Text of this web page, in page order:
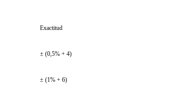
Exactitud
± (0,5% + 4)
± (1% + 6)